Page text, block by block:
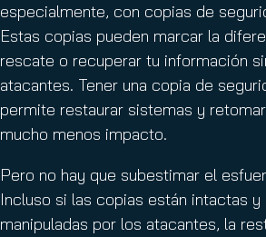
especialmente, con copias de
Estas copias pueden marcar la
rescate o recuperar tu información
atacantes. Tener una copia de
permite restaurar sistemas y
mucho menos impacto.
Pero no hay que subestimar el
Incluso si las copias están intactas y
manipuladas por los atacantes, la